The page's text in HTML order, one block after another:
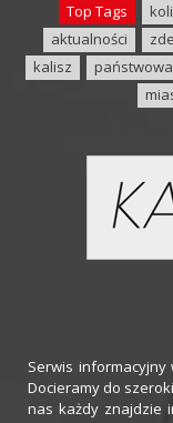
Top Tags
aktualności
kalisz
Serwis informacyjny
Docieramy do
nas każdy znajdzie